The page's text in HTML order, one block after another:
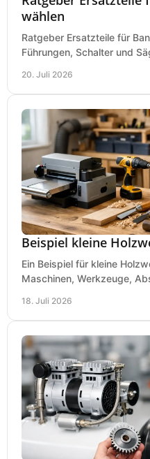
wählen
Ratgeber Ersatzteile für
Führungen, Schalter und
20. Juli 2026
Beispiel kleine
Ein Beispiel für kleine
Maschinen, Werkzeuge,
18. Juli 2026